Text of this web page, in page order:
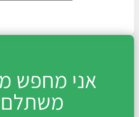
אני מחפש
משתלם